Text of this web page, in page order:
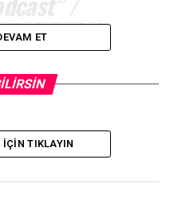
ifadelerini
aratılabilecek başka bir
veya başka bir şeyle
kelimesini veya
ET
IÇIN TIKLAYIN